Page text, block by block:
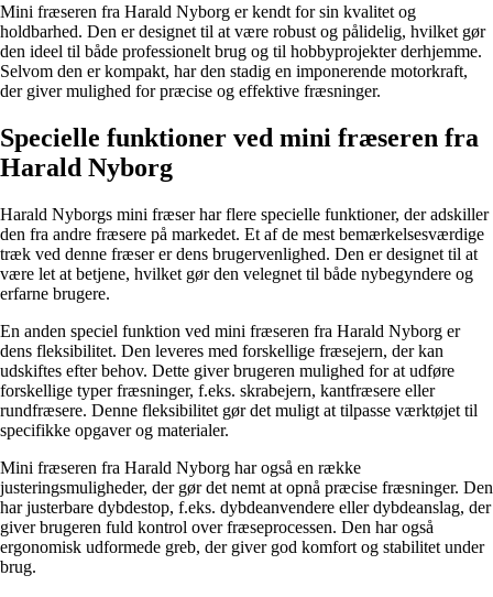
Mini fræseren fra Harald Nyborg er kendt for sin kvalitet og
holdbarhed. Den er designet til at være robust og pålidelig, hvilket gør
den ideel til både professionelt brug og til hobbyprojekter derhjemme.
Selvom den er kompakt, har den stadig en imponerende motorkraft,
der giver mulighed for præcise og effektive fræsninger.
Specielle funktioner ved mini fræseren fra
Harald Nyborg
Harald Nyborgs mini fræser har flere specielle funktioner, der adskiller
den fra andre fræsere på markedet. Et af de mest bemærkelsesværdige
træk ved denne fræser er dens brugervenlighed. Den er designet til at
være let at betjene, hvilket gør den velegnet til både nybegyndere og
erfarne brugere.
En anden speciel funktion ved mini fræseren fra Harald Nyborg er
dens fleksibilitet. Den leveres med forskellige fræsejern, der kan
udskiftes efter behov. Dette giver brugeren mulighed for at udføre
forskellige typer fræsninger, f.eks. skrabejern, kantfræsere eller
rundfræsere. Denne fleksibilitet gør det muligt at tilpasse værktøjet til
specifikke opgaver og materialer.
Mini fræseren fra Harald Nyborg har også en række
justeringsmuligheder, der gør det nemt at opnå præcise fræsninger. Den
har justerbare dybdestop, f.eks. dybdeanvendere eller dybdeanslag, der
giver brugeren fuld kontrol over fræseprocessen. Den har også
ergonomisk udformede greb, der giver god komfort og stabilitet under
brug.